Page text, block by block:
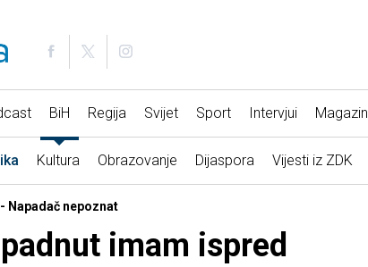
BiH Regija Svijet Sport Intervjui Magazin
Kultura Obrazovanje Dijaspora Vijesti iz ZDK
Napadač nepoznat
imam ispred